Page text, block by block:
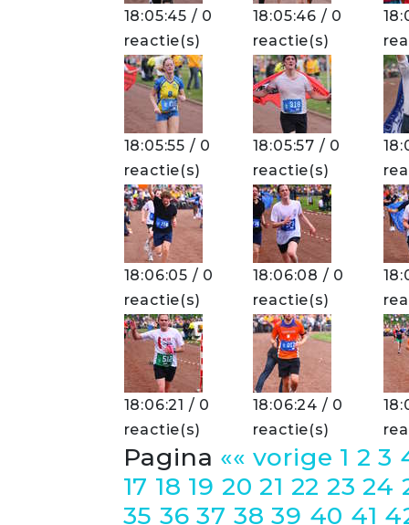
18:05:45 / 0
reactie(s)
18:05:46 / 0
reactie(s)
18:05:55 / 0
reactie(s)
18:05:57 / 0
reactie(s)
18:06:05 / 0
reactie(s)
18:06:08 / 0
reactie(s)
18:06:21 / 0
reactie(s)
18:06:24 / 0
reactie(s)
Pagina «« vorige 1 2 3
17 18 19 20 21 22 23 24
35 36 37 38 39 40 41